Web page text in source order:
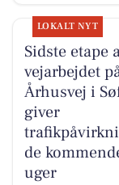
LOKALT NYT
Sidste etape
vejarbejdet
Århusvej i
giver
de
uger